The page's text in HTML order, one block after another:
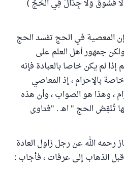
فُسُوقَ وَلا جِدَالَ فِي الْحَجِّ )
المعصية في الحج تفسد الحج
جمهور أهل العلم على
إذا لم يكن خاصا بالعبادة فإنه
بالإحرام ، إذ المعاصي
، وهذا هو الصواب ، وأن هذه
تُنْقِصُ الحج " اهـ . "فتاوى
رحمه الله عن رجل زاول العادة
الذهاب إلى عرفات ، فأجاب :